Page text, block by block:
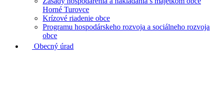
Horné Turovce
Krízové riadenie obce
Programu hospodárskeho rozvoja a sociálneho rozvoja
obce
Obecný úrad